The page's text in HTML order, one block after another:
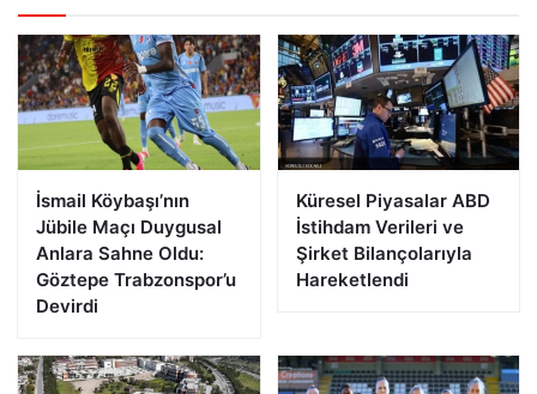
İsmail Köybaşı’nın
Jübile Maçı Duygusal
Anlara Sahne Oldu:
Göztepe Trabzonspor’u
Devirdi
Küresel Piyasalar ABD
İstihdam Verileri ve
Şirket Bilançolarıyla
Hareketlendi